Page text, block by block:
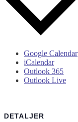
Google Calendar
iCalendar
Outlook 365
Outlook Live
DETALJER